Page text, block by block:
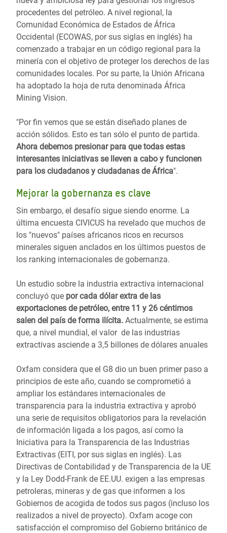
procedentes del petróleo. A nivel regional, la
Comunidad Económica de Estados de África
Occidental (ECOWAS, por sus siglas en inglés) ha
comenzado a trabajar en un código regional para la
minería con el objetivo de proteger los derechos de las
comunidades locales. Por su parte, la Unión Africana
ha adoptado la hoja de ruta denominada África
Mining Vision.
"Por fin vemos que se están diseñado planes de
acción sólidos. Esto es tan sólo el punto de partida.
Ahora debemos presionar para que todas estas
interesantes iniciativas se lleven a cabo y funcionen
para los ciudadanos y ciudadanas de África".
Mejorar la gobernanza es clave
Sin embargo, el desafío sigue siendo enorme. La
última encuesta CIVICUS ha revelado que muchos de
los "nuevos" países africanos ricos en recursos
minerales siguen anclados en los últimos puestos de
los ranking internacionales de gobernanza.
Un estudio sobre la industria extractiva internacional
concluyó que por cada dólar extra de las
exportaciones de petróleo, entre 11 y 26 céntimos
salen del país de forma ilícita. Actualmente, se estima
que, a nivel mundial, el valor de las industrias
extractivas asciende a 3,5 billones de dólares anuales
Oxfam considera que el G8 dio un buen primer paso a
principios de este año, cuando se comprometió a
ampliar los estándares internacionales de
transparencia para la industria extractiva y aprobó
una serie de requisitos obligatorios para la revelación
de información ligada a los pagos, así como la
Iniciativa para la Transparencia de las Industrias
Extractivas (EITI, por sus siglas en inglés). Las
Directivas de Contabilidad y de Transparencia de la UE
y la Ley Dodd-Frank de EE.UU. exigen a las empresas
petroleras, mineras y de gas que informen a los
Gobiernos de acogida de todos sus pagos (incluso los
realizados a nivel de proyecto). Oxfam acoge con
satisfacción el compromiso del Gobierno británico de